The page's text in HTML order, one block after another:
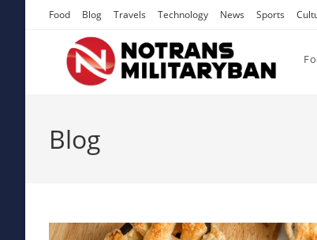
Food Blog Travels Technology News Sports
Blog